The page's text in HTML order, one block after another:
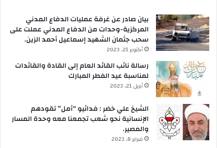
بيان صادر عن غرفة عمليات الدفاع المدني
المركزية-وحدات من الدفاع المدني عملت على
سحب جثمان الشهيد إسماعيل أحمد الزين.
أكتوبر 21, 2023
رسالة نائب القائد العام إلى القادة والقائدات
لمناسبة عيد الفطر المبارك
أبريل 21, 2023
الشيخ علي خضر : فدائيو “أمل” تقودهم
الإنسانية نحو شعب تجمعنا معه وحدة المسار
والمصير.
فبراير 8, 2023